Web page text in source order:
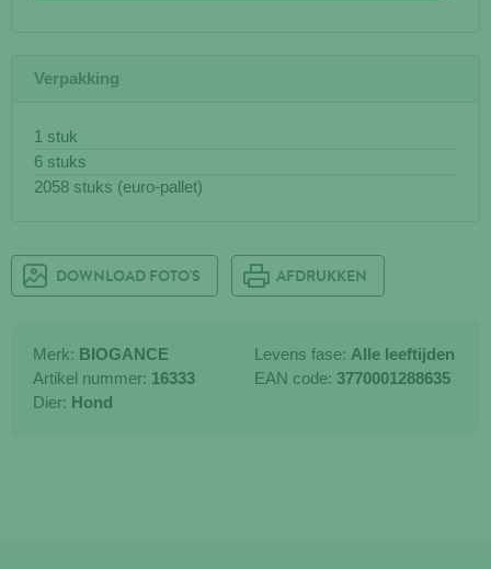
Verpakking
1 stuk
6 stuks
2058 stuks (euro-pallet)
DOWNLOAD FOTO'S AFDRUKKEN
Merk: BIOGANCE
Artikel nummer: 16333
Dier: Hond
Levens fase: Alle leeftijden
EAN code: 3770001288635